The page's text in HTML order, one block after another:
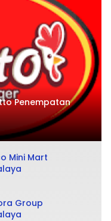
Penempatan
Mini Mart
Group